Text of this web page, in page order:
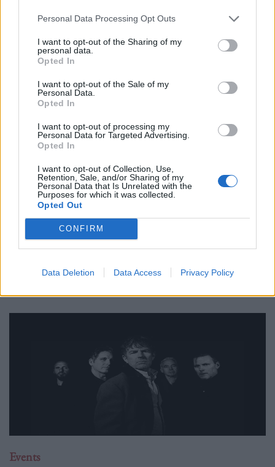
Personal Data Processing Opt Outs
I want to opt-out of the Sharing of my
personal data.
Opted In
I want to opt-out of the Sale of my
Personal Data.
Opted In
I want to opt-out of processing my
Personal Data for Targeted Advertising.
Opted In
I want to opt-out of Collection, Use,
Retention, Sale, and/or Sharing of my
Personal Data that Is Unrelated with the
Purposes for which it was collected.
Opted Out
CONFIRM
Data Deletion Data Access Privacy Policy
Events
Thessaloniki Street Food Festival 2026:
στη ΔΕΘ
18.05.26
Από hip hop live και disco DJs μέχρι γεύσεις που μοιάζουν να
βγήκαν από food market του Τόκιο ή καντίνα στις 3 το πρωί
τον Μάιο και η πόλη ε
Events